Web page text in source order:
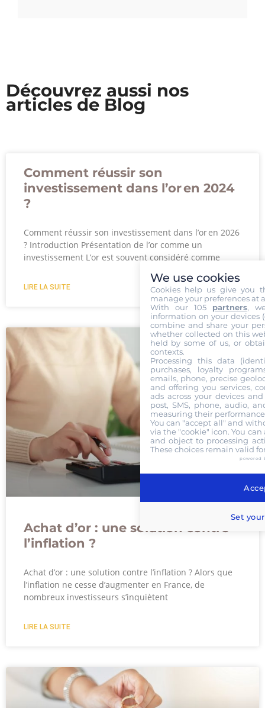
Découvrez aussi nos
articles de Blog
Comment réussir son
investissement dans l’or en 2024
?
Comment réussir son investissement dans l’or en 2026
? Introduction Présentation de l’or comme un
investissement L’or est souvent considéré comme
LIRE LA SUITE
Achat d’or : une solution contre
l’inflation ?
Achat d’or : une solution contre l’inflation ? Alors que
l’inflation ne cesse d’augmenter en France, de
nombreux investisseurs s’inquiètent
LIRE LA SUITE
We use cookies
Cookies help us give you
manage your preferences at
With our 105 partners,
information on your devices
combine and share your
whether collected on this
held by some of us, or
contexts.
Processing this data
purchases, loyalty
emails, phone, precise
and offering you services,
ads across your devices
post, SMS, phone, audio,
measuring their
You can "accept all" and
via the "cookie" icon. You
and object to processing
These choices remain valid
powered
Set